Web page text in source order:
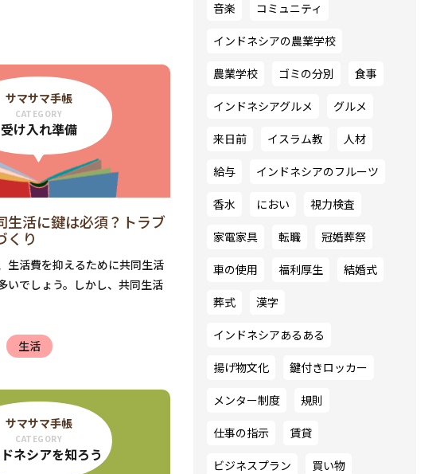
サマサマ手帳
CATEGORY
受け入れ準備
生活に鍵は必須？トラブ
くり
生活費を抑えるために共同生活
いでしょう。しかし、共同生活
生活
サマサマ手帳
CATEGORY
ネシアを知ろう
音楽 コミュニティ
インドネシアの農業学校
農業学校 ゴミの分別 食事
インドネシアグルメ グルメ
来日前 イスラム教 人材
給与 インドネシアのフルーツ
香水 におい 視力検査
家電家具 転職 冠婚葬祭
車の使用 福利厚生 結婚式
葬式 漢字
インドネシアあるある
揚げ物文化 鍵付きロッカー
メンター制度 規則
仕事の指示 賃貸
ビジネスプラン 買い物